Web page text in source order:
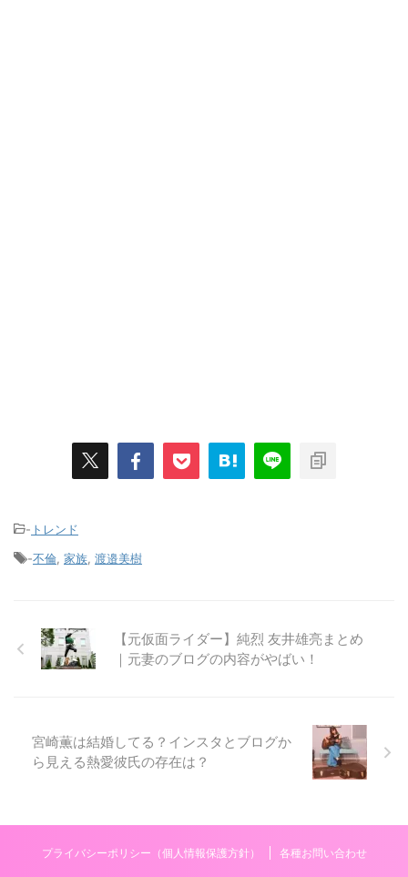
- トレンド
-不倫 家族 渡邉美樹
【元仮面ライダー】純烈 友井雄亮まとめ
｜元妻のブログの内容がやばい！
宮崎薫は結婚してる？インスタとブログか
ら見える熱愛彼氏の存在は？
プライバシーポリシー（個人情報保護方針） 各種お問い合わせ